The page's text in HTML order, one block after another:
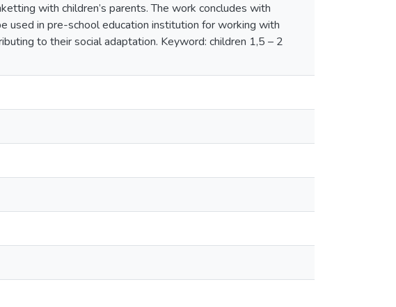
with children’s parents. The work concludes with
used in pre-school education institution for working with
to their social adaptation. Keyword: children 1,5 – 2